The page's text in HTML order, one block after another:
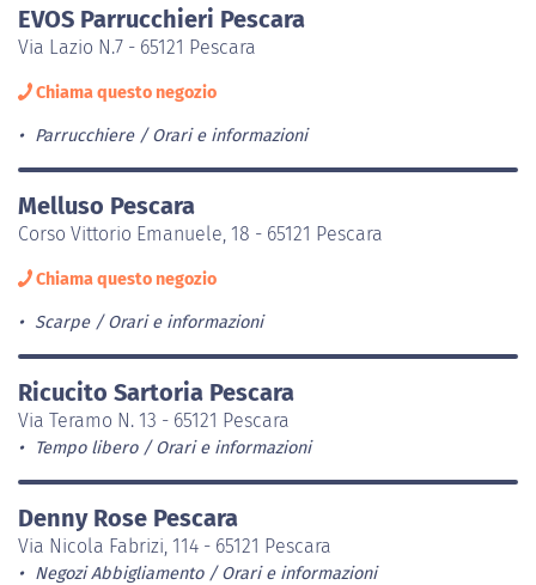
EVOS Parrucchieri Pescara
Via Lazio N.7 - 65121 Pescara
Chiama questo negozio
Parrucchiere Orari e informazioni
Melluso Pescara
Corso Vittorio Emanuele, 18 - 65121 Pescara
Chiama questo negozio
Scarpe Orari e informazioni
Ricucito Sartoria Pescara
Via Teramo N. 13 - 65121 Pescara
Tempo libero Orari e informazioni
Denny Rose Pescara
Via Nicola Fabrizi, 114 - 65121 Pescara
Negozi Abbigliamento Orari e informazioni